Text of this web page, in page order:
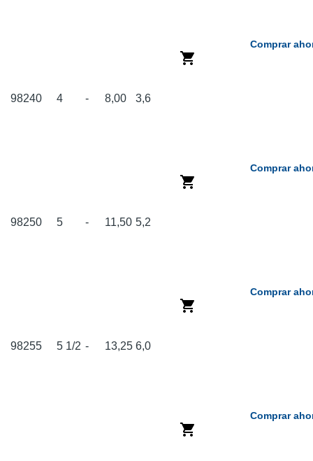
98240 4 - 8,00 3,6
Comprar
98250 5 - 11,50 5,2
Comprar
98255 5 1/2 - 13,25 6,0
Comprar
Comprar